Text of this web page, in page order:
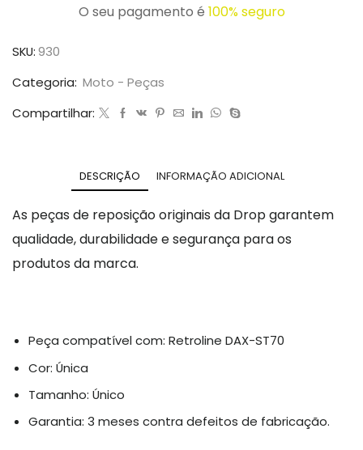
O seu pagamento é 100% seguro
SKU:930
Categoria: Moto - Peças
Compartilhar:
DESCRIÇÃO INFORMAÇÃO ADICIONAL
As peças de reposição originais da Drop garantem
qualidade, durabilidade e segurança para os
produtos da marca.
Peça compatível com: Retroline DAX-ST70
Cor: Única
Tamanho: Único
Garantia: 3 meses contra defeitos de fabricação.